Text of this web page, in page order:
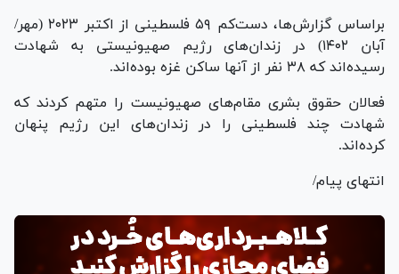
براساس گزارش‌ها، دست‌کم ۵۹ فلسطینی از اکتبر ۲۰۲۳ (مهر/
آبان ۱۴۰۲) در زندان‌های رژیم صهیونیستی به شهادت
رسیده‌اند که ۳۸ نفر از آنها ساکن غزه بوده‌اند.
فعالان حقوق بشری مقام‌های صهیونیست را متهم کردند که
شهادت چند فلسطینی را در زندان‌های این رژیم پنهان
کرده‌اند.
انتهای پیام/